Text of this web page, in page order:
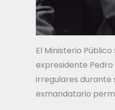
El Ministerio
expresidente
irregulares durante
exmandatario